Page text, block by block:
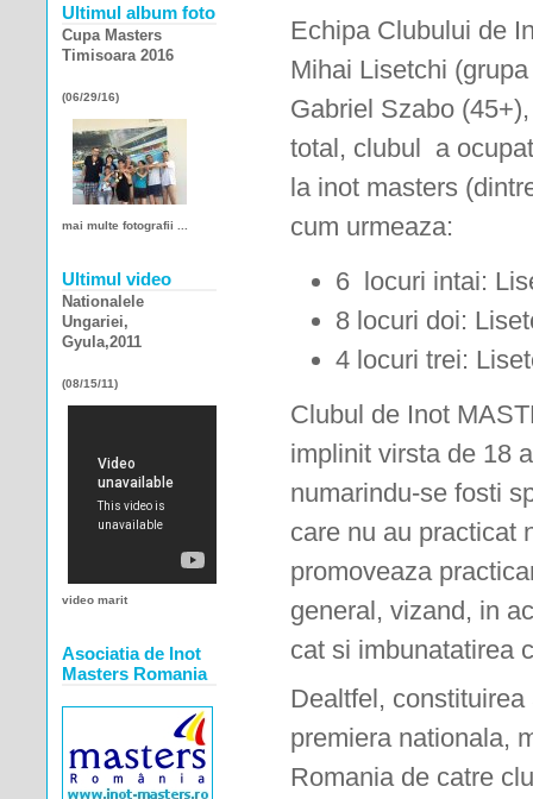
Echipa Clubului de
Mihai Lisetchi
Gabriel Szabo
total, clubul a
la inot masters
cum urmeaza:
6 locuri intai:
8 locuri doi:
4 locuri trei:
Clubul de Inot
implinit virsta de 18
numarindu-se fosti
care nu au practicat
promoveaza
general, vizand, in
cat si imbunatatirea
Dealtfel,
premiera nationala,
Romania de catre
Ultimul album foto
Cupa Masters
Timisoara 2016
(06/29/16)
mai multe fotografii ...
Ultimul video
Nationalele
Ungariei,
Gyula,2011
(08/15/11)
video marit
Asociatia de Inot
Masters Romania